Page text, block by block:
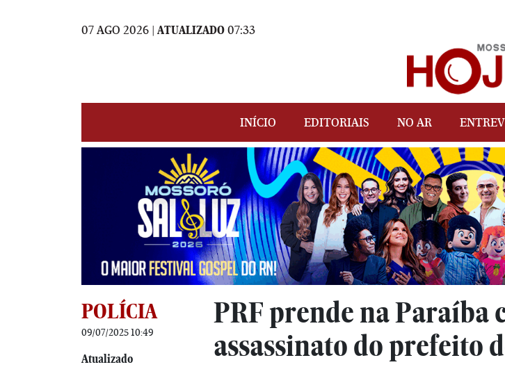
07 AGO 2026 | ATUALIZADO 07:33
INÍCIO EDITORIAIS NO AR
POLÍCIA
09/07/2025 10:49
Atualizado
PRF prende na
assassinato do prefeito